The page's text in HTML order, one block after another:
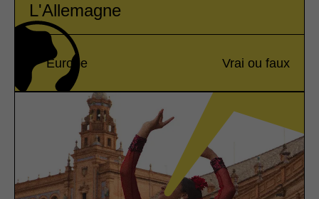
L'Allemagne
Europe Vrai ou faux